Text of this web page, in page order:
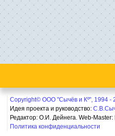
Copyright© ООО "Сычёв и Кº", 1994 -
Идея проекта и руководство:
Редактор: О.И. Дейнега. Web-Master:
Политика конфиденциальности